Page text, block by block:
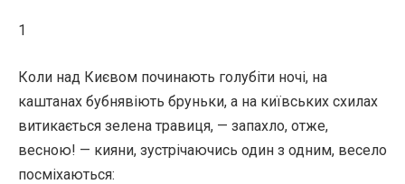
1
Коли над Києвом починають голубіти ночі, на
каштанах бубнявіють бруньки, а на київських схилах
витикається зелена травиця, — запахло, отже,
весною! — кияни, зустрічаючись один з одним, весело
посміхаються: